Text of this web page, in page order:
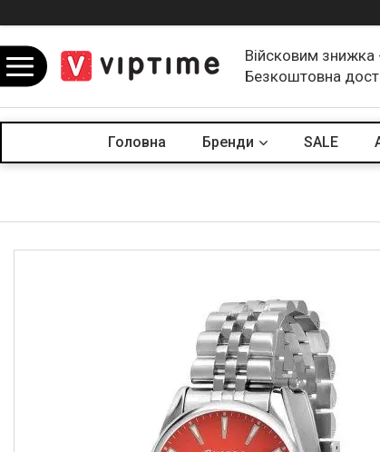
Війсковим знижка
Безкоштовна
Головна Бренди SALE